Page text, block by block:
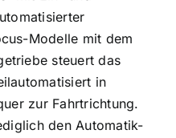
Modelle mit dem
steuert das
in
zur Fahrtrichtung.
den Automatik-